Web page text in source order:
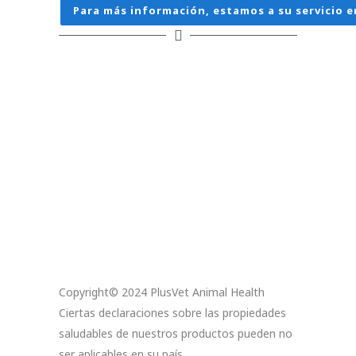
Para más información, estamos a su servicio
Copyright© 2024 PlusVet Animal Health
Ciertas declaraciones sobre las propiedades
saludables de nuestros productos pueden no